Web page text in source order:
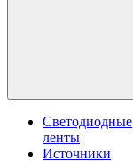
Светодиодные
ленты
Источники